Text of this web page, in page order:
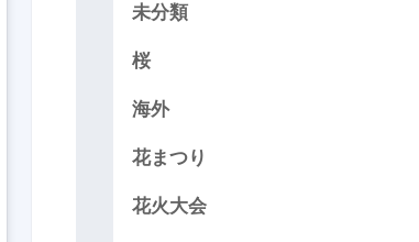
未分類
桜
海外
花まつり
花火大会